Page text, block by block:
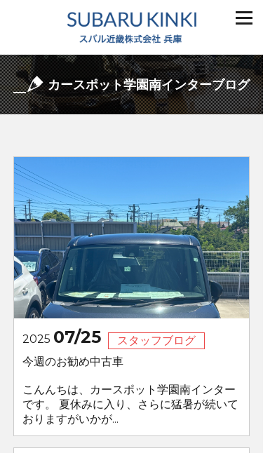
カースポット学園南インターブログ
2025 07/25
スタッフブログ
今週のお勧め中古車
こんんちは、カースポット学園南インター
です。 夏休みに入り、さらに猛暑が続いて
おりますがいかが...